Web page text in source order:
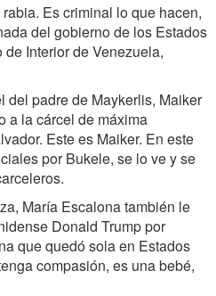
Es criminal lo que hacen,
del gobierno de los Estados
Interior de Venezuela,
del padre de Maykerlis, Maiker
a la cárcel de máxima
Este es Maiker. En este
por Bukele, se lo ve y se
María Escalona también le
Donald Trump por
que quedó sola en Estados
compasión, es una bebé,